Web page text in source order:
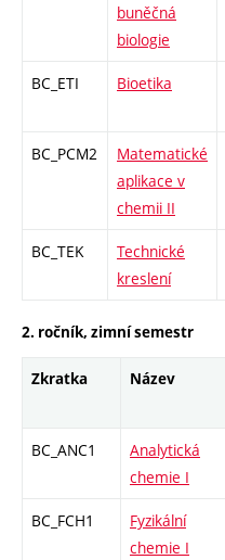
buněčná
biologie
BC_ETI Bioetika
BC_PCM2
Matematické
aplikace v
chemii II
BC_TEK
Technické
kreslení
2. ročník, zimní semestr
Zkratka Název
BC_ANC1
Analytická
chemie I
BC_FCH1
Fyzikální
chemie I